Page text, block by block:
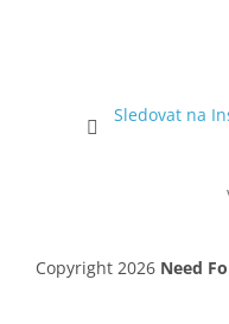
Sledovat na
Copyright 2026 Need